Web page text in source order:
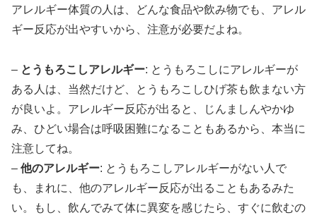
アレルギー体質の人は、どんな食品や飲み物でも、アレル
ギー反応が出やすいから、注意が必要だよね。
– とうもろこしアレルギー: とうもろこしにアレルギーが
ある人は、当然だけど、とうもろこしひげ茶も飲まない方
が良いよ。アレルギー反応が出ると、じんましんやかゆ
み、ひどい場合は呼吸困難になることもあるから、本当に
注意してね。
– 他のアレルギー: とうもろこしアレルギーがない人で
も、まれに、他のアレルギー反応が出ることもあるみた
い。もし、飲んでみて体に異変を感じたら、すぐに飲むの